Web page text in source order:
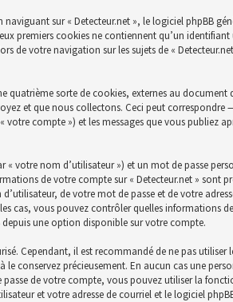
sur « Detecteur.net », le logiciel phpBB
premiers cookies ne contiennent qu’un
de votre navigation sur les sujets de «
sorte de cookies, externes au
et que nous collectons. Ceci peut
votre compte ») et les messages que vous publiez
votre nom d’utilisateur ») et un mot de passe
de votre compte sur « Detecteur.net » sont
de votre mot de passe et de votre
cas, vous pouvez contrôler quelles informations
une option disponible sur votre compte.
Cependant, il est recommandé de ne pas
conservez précieusement. En aucun cas une
de votre compte, vous pouvez utiliser la
et votre adresse de courriel et le logiciel